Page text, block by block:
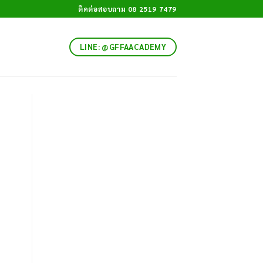
ติดต่อสอบถาม 08 2519 7479
LINE: @GFFAACADEMY